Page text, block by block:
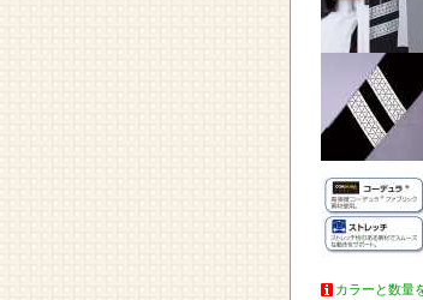
カラーと数量